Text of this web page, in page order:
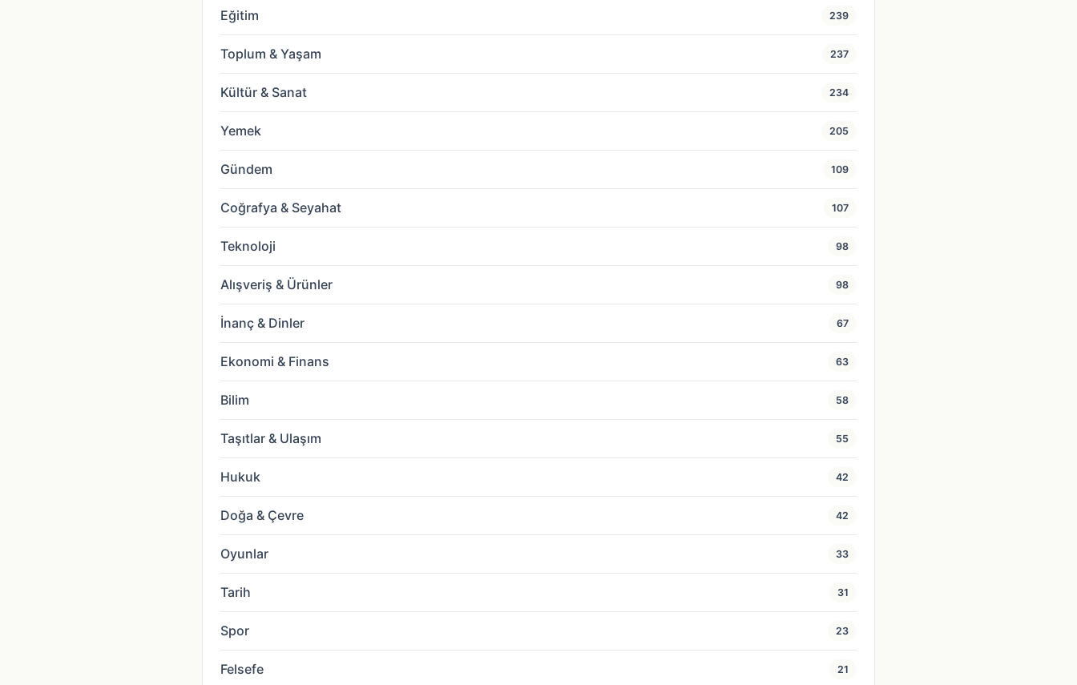
Eğitim 239
Toplum & Yaşam 237
Kültür & Sanat 234
Yemek 205
Gündem 109
Coğrafya & Seyahat 107
Teknoloji 98
Alışveriş & Ürünler 98
İnanç & Dinler 67
Ekonomi & Finans 63
Bilim 58
Taşıtlar & Ulaşım 55
Hukuk 42
Doğa & Çevre 42
Oyunlar 33
Tarih 31
Spor 23
Felsefe 21